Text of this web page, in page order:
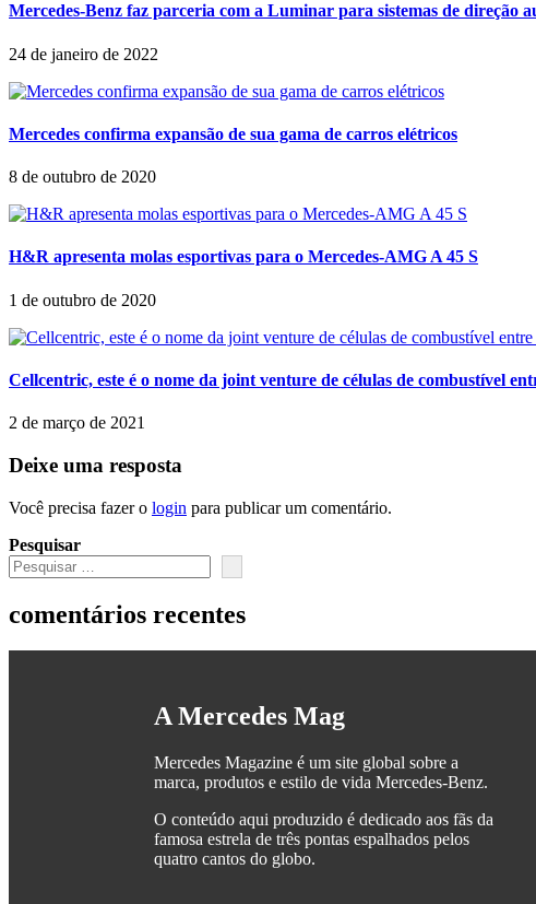
Mercedes-Benz faz parceria com a Luminar para sistemas de direção
24 de janeiro de 2022
Mercedes confirma expansão de sua gama de carros elétricos
8 de outubro de 2020
H&R apresenta molas esportivas para o Mercedes-AMG A 45 S
1 de outubro de 2020
Cellcentric, este é o nome da joint venture de células de combustível
2 de março de 2021
Deixe uma resposta
Você precisa fazer o login para publicar um comentário.
Pesquisar
comentários recentes
A Mercedes Mag
Mercedes Magazine é um site global sobre a
marca, produtos e estilo de vida Mercedes-Benz.
O conteúdo aqui produzido é dedicado aos fãs da
famosa estrela de três pontas espalhados pelos
quatro cantos do globo.